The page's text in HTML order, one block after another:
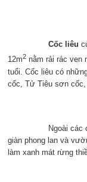
Cốc liêu
12m2nằm rải rác ven
tuổi. Cốc liêu có
cốc, Tử Tiêu sơn
Ngoài các công
giàn phong lan và
làm xanh mát rừng